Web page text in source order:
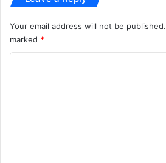
Your email address will not be published.
marked *